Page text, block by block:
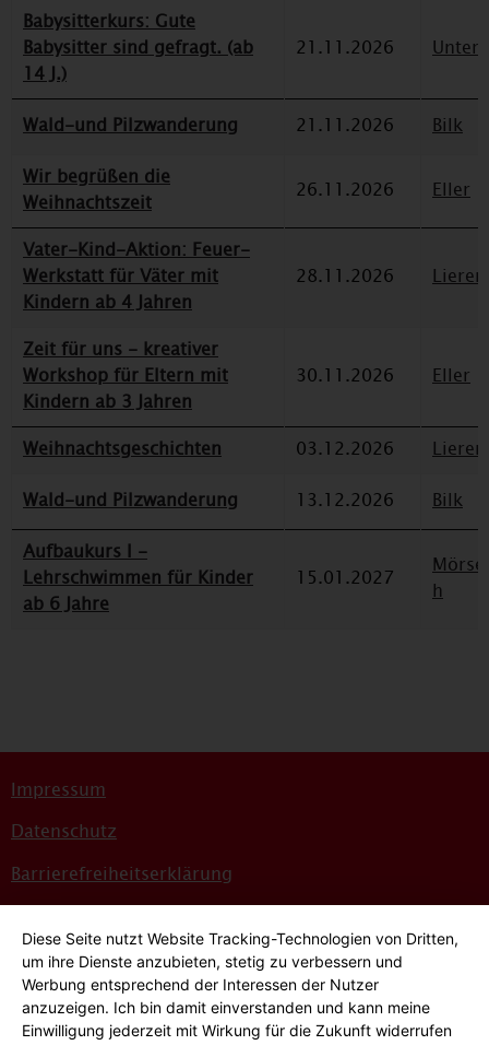
Babysitterkurs: Gute
Babysitter sind gefragt. (ab
14 J.)
21.11.2026
Wald-und Pilzwanderung 21.11.2026
Bilk
Wir begrüßen die
Weihnachtszeit
26.11.2026 Eller
Vater-Kind-Aktion: Feuer-
Werkstatt für Väter mit
Kindern ab 4 Jahren
28.11.2026
Zeit für uns - kreativer
Workshop für Eltern mit
Kindern ab 3 Jahren
30.11.2026 Eller
Weihnachtsgeschichten 03.12.2026
Wald-und Pilzwanderung
13.12.2026
Bilk
Aufbaukurs I -
Lehrschwimmen für Kinder
ab 6 Jahre
15.01.2027
h
Impressum
Datenschutz
Barrierefreiheitserklärung
Bildnachweise
Hinweisgeber*innensystem
Diese Seite nutzt Website Tracking-Technologien von Dritten,
um ihre Dienste anzubieten, stetig zu verbessern und
Werbung entsprechend der Interessen der Nutzer
anzuzeigen. Ich bin damit einverstanden und kann meine
Einwilligung jederzeit mit Wirkung für die Zukunft widerrufen